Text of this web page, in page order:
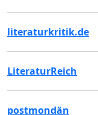
literaturkritik.de
LiteraturReich
postmondän